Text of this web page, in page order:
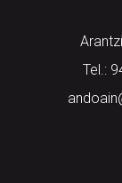
Tel.: